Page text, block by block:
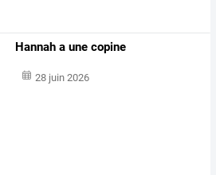
Hannah a une copine
28 juin 2026